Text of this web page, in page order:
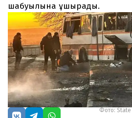
Редакциямен байланыс
+7 708 604 51 06
Жарнама бөлімі
+7 701 220 64 52
Пошта
zhasalash100@gmail.com
шабуылына ұшырады.
Фото: State